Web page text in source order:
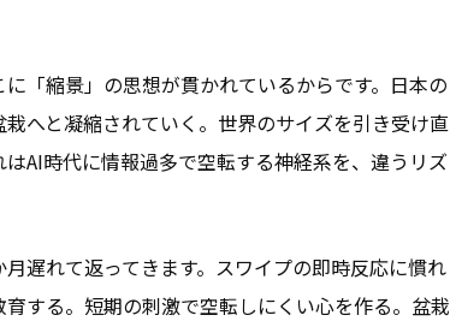
「縮景」の思想が貫かれているからです。日本の
へと凝縮されていく。世界のサイズを引き受け直
AI時代に情報過多で空転する神経系を、違うリズ
遅れて返ってきます。スワイプの即時反応に慣れ
する。短期の刺激で空転しにくい心を作る。盆栽